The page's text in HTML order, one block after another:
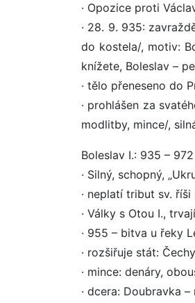
· Opozice proti
· 28. 9. 935:
do kostela/, motiv:
knížete, Boleslav –
· tělo přeneseno do
· prohlášen za
modlitby, mince/,
Boleslav I.: 935 – 972
· Silný, schopný,
· neplatí tribut sv. říši
· Války s Otou I.,
· 955 – bitva u řeky
· rozšiřuje stát:
· mince: denáry,
· dcera: Doubravka